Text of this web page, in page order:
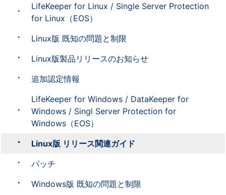
LifeKeeper for Linux / Single Server Protection
for Linux（EOS）
Linux版 既知の問題と制限
Linux版製品リリースのお知らせ
追加認定情報
LifeKeeper for Windows / DataKeeper for
Windows / Singl Server Protection for
Windows（EOS）
Linux版 リリース関連ガイド
パッチ
Windows版 既知の問題と制限